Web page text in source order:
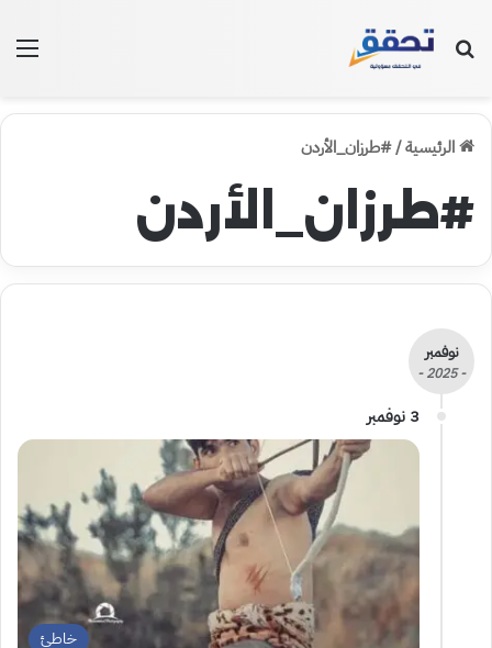
بحث عن
الرئيسية/#طرزان_الأردن
#طرزان_الأردن
نوفمبر
- 2025 -
3 نوفمبر
خاطئ